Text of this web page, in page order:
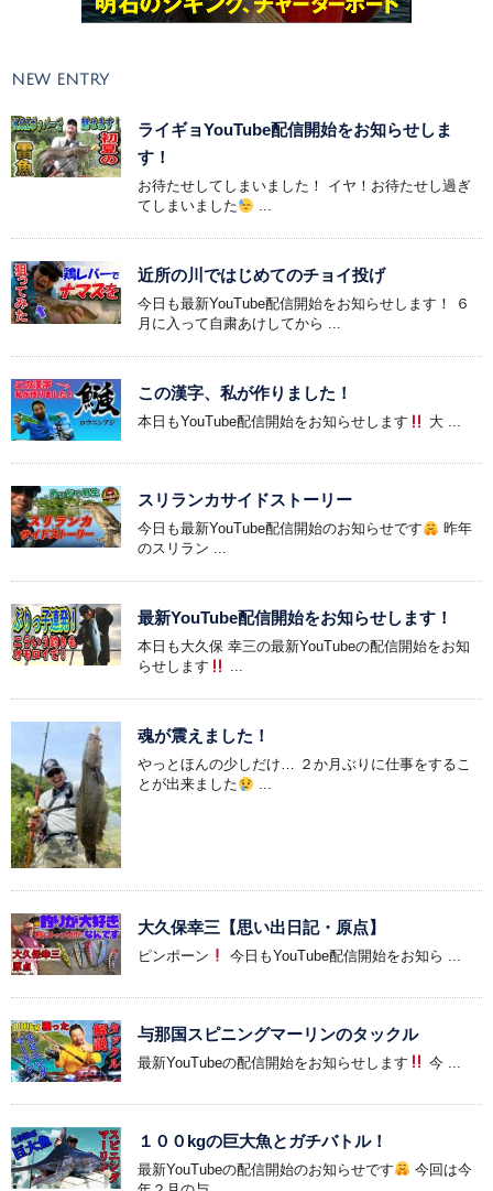
NEW ENTRY
ライギョYouTube配信開始をお知らせしま
す！
お待たせしてしまいました！ イヤ！お待たせし過ぎ
てしまいました
...
近所の川ではじめてのチョイ投げ
今日も最新YouTube配信開始をお知らせします！ ６
月に入って自粛あけしてから ...
この漢字、私が作りました！
本日もYouTube配信開始をお知らせします 大 ...
スリランカサイドストーリー
今日も最新YouTube配信開始のお知らせです
昨年
のスリラン ...
最新YouTube配信開始をお知らせします！
本日も大久保 幸三の最新YouTubeの配信開始をお知
らせします
...
魂が震えました！
やっとほんの少しだけ… ２か月ぶりに仕事をするこ
とが出来ました
...
大久保幸三【思い出日記・原点】
ピンポーン 今日もYouTube配信開始をお知ら ...
与那国スピニングマーリンのタックル
最新YouTubeの配信開始をお知らせします 今 ...
１００kgの巨大魚とガチバトル！
最新YouTubeの配信開始のお知らせです
今回は今